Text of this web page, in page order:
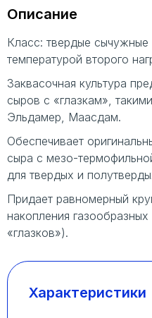
Контакты
Описание
Класс: твердые
температурой второго
Заквасочная культура
сыров с «глазкам»,
Эльдамер, Маасдам.
Обеспечивает
сыра с мезо-
для твердых и
Придает равномерный
накопления
«глазков»).
Характеристики